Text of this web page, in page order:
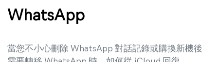
WhatsApp
當您不小心刪除 WhatsApp 對話記錄或購換新機後